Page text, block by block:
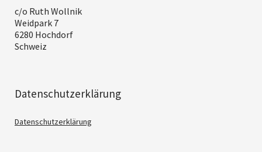
c/o Ruth Wollnik
Weidpark 7
6280 Hochdorf
Schweiz
Datenschutzerklärung
Datenschutzerklärung